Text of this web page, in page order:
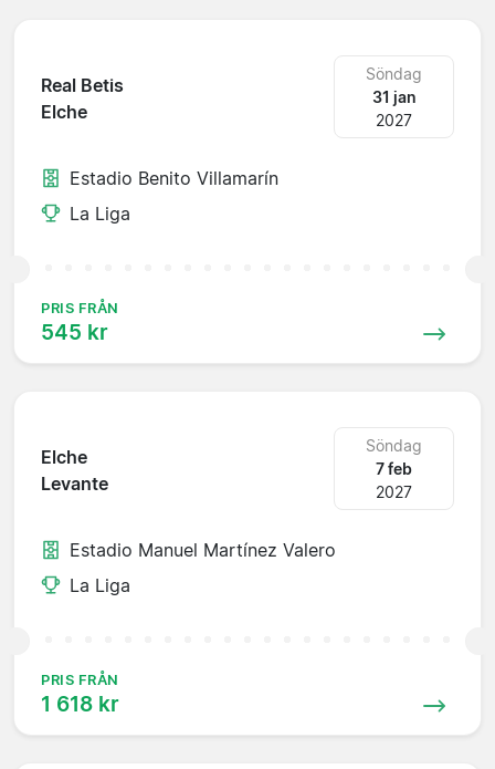
Real Betis
Elche
Söndag
31 jan
2027
Estadio Benito Villamarín
La Liga
PRIS FRÅN
545 kr
Elche
Levante
Söndag
7 feb
2027
Estadio Manuel Martínez Valero
La Liga
PRIS FRÅN
1 618 kr